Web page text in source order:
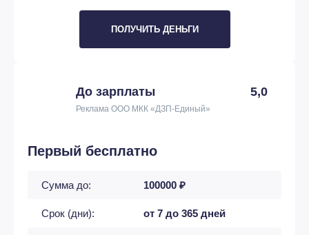
ПОЛУЧИТЬ ДЕНЬГИ
До зарплаты 5,0
Реклама ООО МКК «ДЗП-Единый»
Первый бесплатно
Сумма до: 100000 ₽
Срок (дни): от 7 до 365 дней